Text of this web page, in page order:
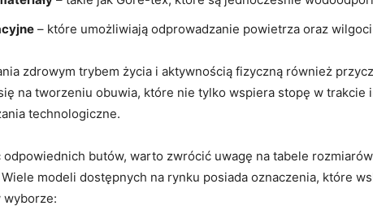
– które umożliwiają odprowadzanie powietrza oraz
⁢zdrowym trybem życia i⁤ aktywnością fizyczną również
na tworzeniu obuwia, które nie tylko wspiera stopę w
technologiczne.
⁢odpowiednich butów,​ warto zwrócić ‍uwagę‌ na tabele
modeli dostępnych na rynku posiada​ oznaczenia, które
wyborze: